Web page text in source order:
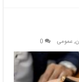
,عمومی 0